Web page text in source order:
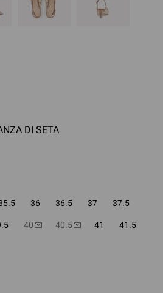
DI SETA
36 36.5 37 37.5
40 40.5 41 41.5